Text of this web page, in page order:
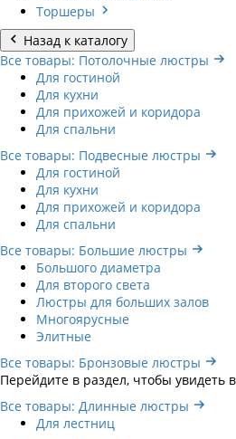
Торшеры
Назад к каталогу
Все товары: Потолочные люстры
Для гостиной
Для кухни
Для прихожей и коридора
Для спальни
Все товары: Подвесные люстры
Для гостиной
Для кухни
Для прихожей и коридора
Для спальни
Все товары: Большие люстры
Большого диаметра
Для второго света
Люстры для больших залов
Многоярусные
Элитные
Все товары: Бронзовые люстры
Перейдите в раздел, чтобы увидеть
Все товары: Длинные люстры
Для лестниц